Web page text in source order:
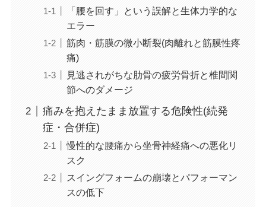
「腰を回す」という誤解と生体力学的な
エラー
筋肉・筋膜の微小断裂(肉離れと筋膜性疼
痛)
見逃されがちな肋骨の疲労骨折と椎間関
節へのダメージ
痛みを抱えたまま放置する危険性(続発
症・合併症)
慢性的な腰痛から坐骨神経痛への悪化リ
スク
スイングフォームの崩壊とパフォーマン
スの低下